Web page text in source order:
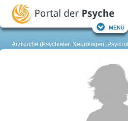
Menü
Arztsuche (Psychiater, Neurologen,